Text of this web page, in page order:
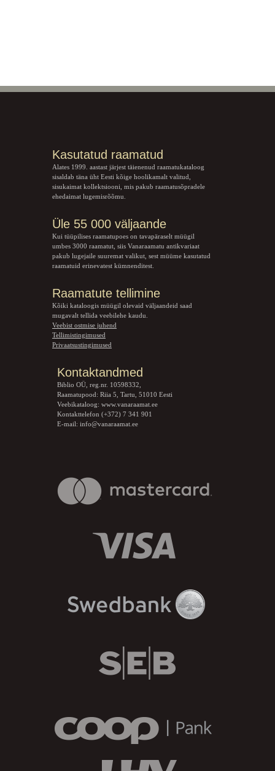
Kasutatud raamatud
Alates 1999. aastast järjest täienenud raamatukataloog
sisaldab täna üht Eesti kõige hoolikamalt valitud,
sisukaimat kollektsiooni, mis pakub raamatusõpradele
ehedaimat lugemisrõõmu.
Üle 55 000 väljaande
Kui tüüpilises raamatupoes on tavapäraselt müügil
umbes 3000 raamatut, siis Vanaraamatu antikvariaat
pakub lugejaile suuremat valikut, sest müüme kasutatud
raamatuid erinevatest kümnenditest.
Raamatute tellimine
Kõiki kataloogis müügil olevaid väljaandeid saad
mugavalt tellida veebilehe kaudu.
Veebist ostmise juhend
Tellimistingimused
Privaatsustingimused
Kontaktandmed
Biblio OÜ, reg.nr. 10598332,
Raamatupood: Riia 5, Tartu, 51010 Eesti
Veebikataloog: www.vanaraamat.ee
Kontakttelefon (+372) 7 341 901
E-mail: info@vanaraamat.ee